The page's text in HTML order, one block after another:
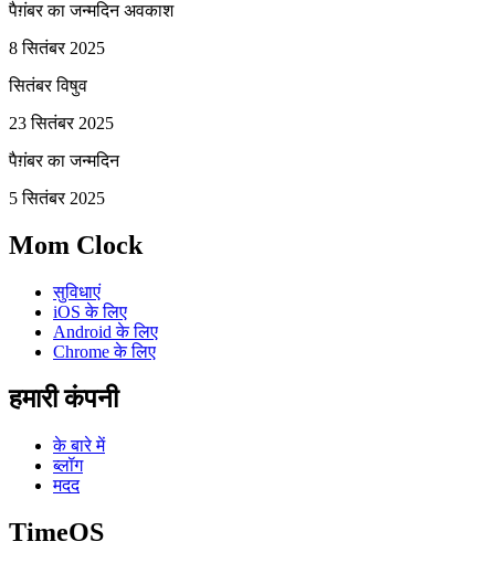
पैग़ंबर का जन्मदिन अवकाश
8 सितंबर 2025
सितंबर विषुव
23 सितंबर 2025
पैग़ंबर का जन्मदिन
5 सितंबर 2025
Mom Clock
सुविधाएं
iOS के लिए
Android के लिए
Chrome के लिए
हमारी कंपनी
के बारे में
ब्लॉग
मदद
TimeOS